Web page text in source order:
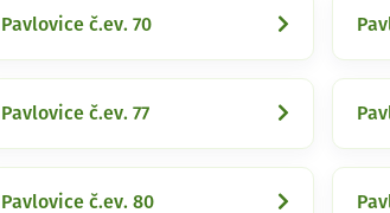
Pavlovice č.ev. 70
Pavlovice č.ev. 77
Pavlovice č.ev. 80